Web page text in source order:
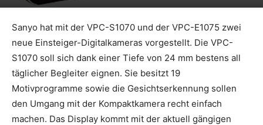
Sanyo hat mit der VPC-S1070 und der VPC-E1075 zwei
neue Einsteiger-Digitalkameras vorgestellt. Die VPC-
S1070 soll sich dank einer Tiefe von 24 mm bestens all
täglicher Begleiter eignen. Sie besitzt 19
Motivprogramme sowie die Gesichtserkennung sollen
den Umgang mit der Kompaktkamera recht einfach
machen. Das Display kommt mit der aktuell gängigen